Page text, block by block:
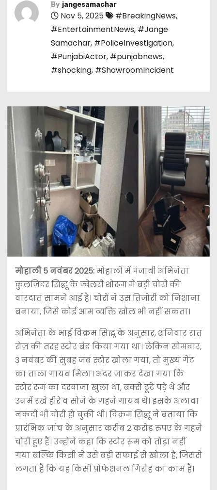
By jangesamachar
Nov 5, 2025 #BreakingNews,
#EntertainmentNews, #Jange
Samachar, #PoliceInvestigation,
#PunjabiActor, #punjabnews,
#shocking, #ShowroomIncident
मोहाली5 नवंबर 2025:मोहाली में पंजाबी अभिनेता
कुलजिंदर सिद्धू के ज्वेलरी शोरूम में बड़ी चोरी की
वारदात सामने आई है। चोरों ने उस तिजोरी को निशाना
बनाया, जिसे कोई आम व्यक्ति खोल भी नहीं सकता।
अभिनेता के भाई विक्रम सिद्धू के अनुसार, शनिवार रात
रोज़ की तरह स्टोर बंद किया गया था। लेकिन सोमवार,
3 नवंबर की सुबह जब स्टोर खोला गया, तो मुख्य गेट
का ताला गायब मिला। अंदर जाकर देखा गया कि
स्टोर रूम का दरवाजा खुला था, बक्से टूटे पड़े थे और
उनमें रखे हीरे व सोने के गहने गायब थे। इसके अलावा
नकदी भी चोरी हो चुकी थी। विक्रम सिद्धू ने बताया कि
प्रारंभिक जांच के अनुसार करीब 2 करोड़ रुपए के गहने
चोरी हुए हैं। उन्होंने कहा कि स्टोर रूम को तोड़ा नहीं
गया बल्कि किसी ने उसे बड़ी सफाई से खोला है, जिससे
लगता है कि यह किसी प्रोफेशनल गिरोह का काम है।